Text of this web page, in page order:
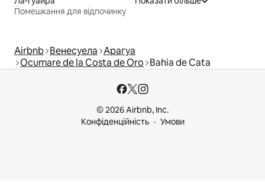
Помешкання для відпочинку
Airbnb Венесуела Арагуа
Ocumare de la Costa de Oro Bahia de Cata
© 2026 Airbnb, Inc.
Конфіденційність
Умови